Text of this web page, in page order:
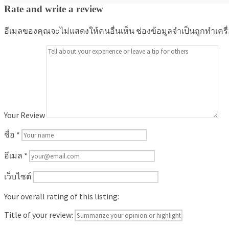
Rate and write a review
อีเมลของคุณจะไม่แสดงให้คนอื่นเห็น ช่องข้อมูลจำเป็นถูกทำเค
Your Review
ชื่อ *
อีเมล *
เว็บไซต์
Your overall rating of this listing:
Title of your review: